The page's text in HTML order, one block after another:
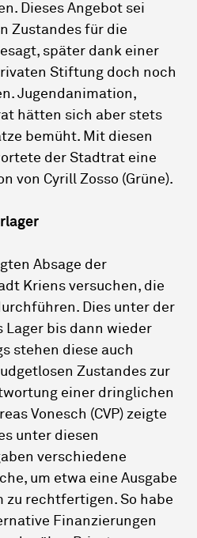
Dieses Angebot sei
Zustandes für die
später dank einer
Stiftung doch noch
Jugendanimation,
hätten sich aber stets
bemüht. Mit diesen
der Stadtrat eine
von Cyrill Zosso (Grüne).
Absage der
Kriens versuchen, die
Dies unter der
Lager bis dann wieder
stehen diese auch
Zustandes zur
einer dringlichen
Vonesch (CVP) zeigte
unter diesen
verschiedene
um etwa eine Ausgabe
zu rechtfertigen. So habe
Finanzierungen